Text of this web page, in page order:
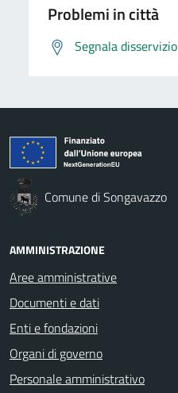
Problemi in città
Segnala disservizio
Comune di Songavazzo
AMMINISTRAZIONE
Aree amministrative
Documenti e dati
Enti e fondazioni
Organi di governo
Personale amministrativo